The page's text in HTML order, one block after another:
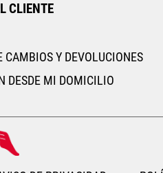
CLIENTE
CAMBIOS Y DEVOLUCIONES
DESDE MI DOMICILIO